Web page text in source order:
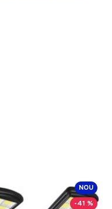
NOU
-41 %